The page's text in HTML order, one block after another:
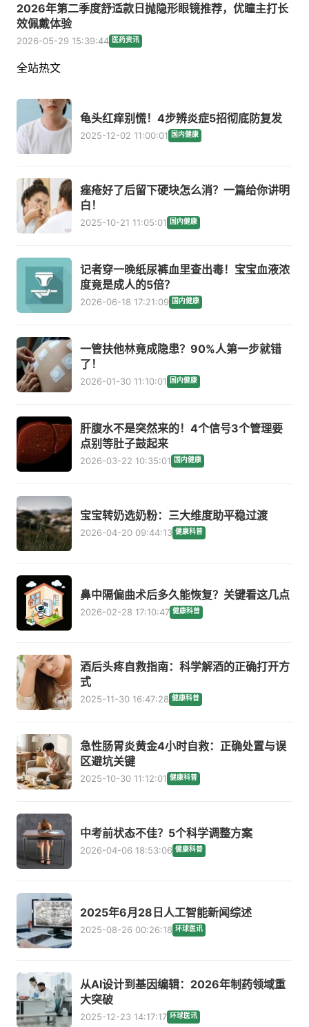
2026年第二季度舒适款日抛隐形眼镜推荐，优瞳主打长
效佩戴体验
2026-05-29 15:39:44 医药资讯
全站热文
龟头红痒别慌！4步辨炎症5招彻底防复发
2025-12-02 11:00:01 国内健康
痤疮好了后留下硬块怎么消？一篇给你讲明
白！
2025-10-21 11:05:01 国内健康
记者穿一晚纸尿裤血里查出毒！宝宝血液浓
度竟是成人的5倍？
2026-06-18 17:21:09 国内健康
一管扶他林竟成隐患？90%人第一步就错
了！
2026-01-30 11:10:01 国内健康
肝腹水不是突然来的！4个信号3个管理要
点别等肚子鼓起来
2026-03-22 10:35:01 国内健康
宝宝转奶选奶粉：三大维度助平稳过渡
2026-04-20 09:44:13 健康科普
鼻中隔偏曲术后多久能恢复？关键看这几点
2026-02-28 17:10:47 健康科普
酒后头疼自救指南：科学解酒的正确打开方
式
2025-11-30 16:47:28 健康科普
急性肠胃炎黄金4小时自救：正确处置与误
区避坑关键
2025-10-30 11:12:01 健康科普
中考前状态不佳？5个科学调整方案
2026-04-06 18:53:06 健康科普
2025年6月28日人工智能新闻综述
2025-08-26 00:26:18 环球医讯
从AI设计到基因编辑：2026年制药领域重
大突破
2025-12-23 14:17:17 环球医讯